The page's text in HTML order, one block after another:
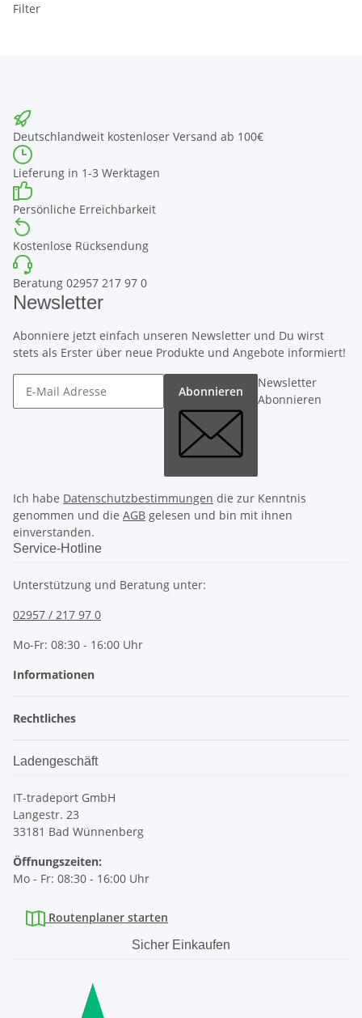
Filter
Deutschlandweit kostenloser Versand ab 100€
Lieferung in 1-3 Werktagen
Persönliche Erreichbarkeit
Kostenlose Rücksendung
Beratung 02957 217 97 0
Newsletter
Abonniere jetzt einfach unseren Newsletter und Du wirst
stets als Erster über neue Produkte und Angebote informiert!
Abonnieren
Newsletter
Abonnieren
Ich habe Datenschutzbestimmungen die zur Kenntnis
genommen und die AGB gelesen und bin mit ihnen
einverstanden.
Service-Hotline
Unterstützung und Beratung unter:
02957 / 217 97 0
Mo-Fr: 08:30 - 16:00 Uhr
Informationen
Rechtliches
Ladengeschäft
IT-tradeport GmbH
Langestr. 23
33181 Bad Wünnenberg
Öffnungszeiten:
Mo - Fr: 08:30 - 16:00 Uhr
Routenplaner starten
Sicher Einkaufen